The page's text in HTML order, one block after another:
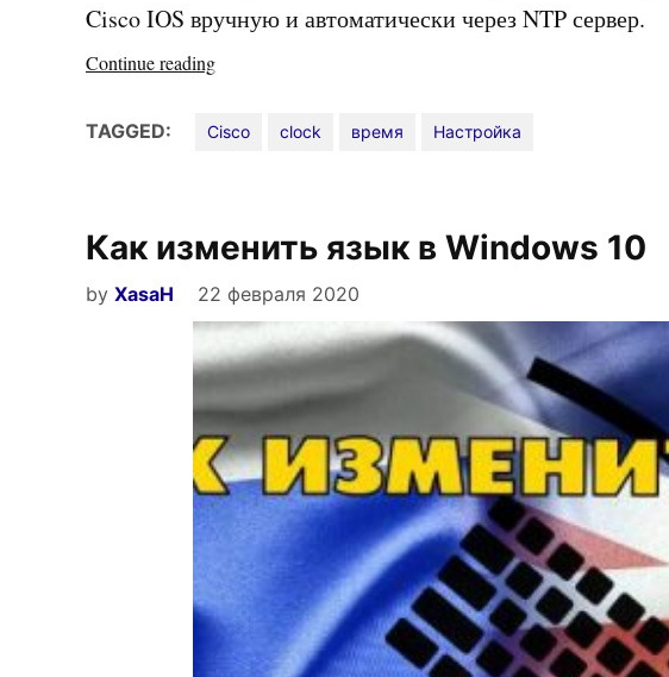
Cisco IOS вручную и автоматически через NTP сервер.
Continue reading«Настройка
и
IOS»
TAGGED: Cisco clock время Настройка
Как изменить язык в Windows 10
by XasaH 22 февраля 2020